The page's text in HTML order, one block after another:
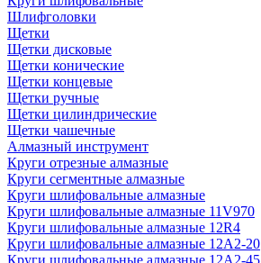
Шлифголовки
Щетки
Щетки дисковые
Щетки конические
Щетки концевые
Щетки ручные
Щетки цилиндрические
Щетки чашечные
Алмазный инструмент
Круги отрезные алмазные
Круги сегментные алмазные
Круги шлифовальные алмазные
Круги шлифовальные алмазные 11V970
Круги шлифовальные алмазные 12R4
Круги шлифовальные алмазные 12А2-20
Круги шлифовальные алмазные 12А2-45